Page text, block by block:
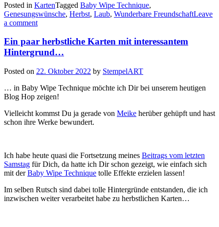
sonnige
Posted in KartenTagged Baby Wipe Technique,
Genesungswünsche, Herbst, Laub, Wunderbare FreundschaftLeave
a comment
Ein paar herbstliche Karten mit interessantem
Hintergrund…
Posted on 22. Oktober 2022 by StempelART
… in Baby Wipe Technique möchte ich Dir bei unserem heutigen
Blog Hop zeigen!
Vielleicht kommst Du ja gerade von Meike herüber gehüpft und hast
schon ihre Werke bewundert.
Ich habe heute quasi die Fortsetzung meines Beitrags vom letzten
Samstag für Dich, da hatte ich Dir schon gezeigt, wie einfach sich
mit derBaby Wipe Technique tolle Effekte erzielen lassen!
Im selben Rutsch sind dabei tolle Hintergründe entstanden, die ich
inzwischen weiter verarbeitet habe zu herbstlichen Karten…